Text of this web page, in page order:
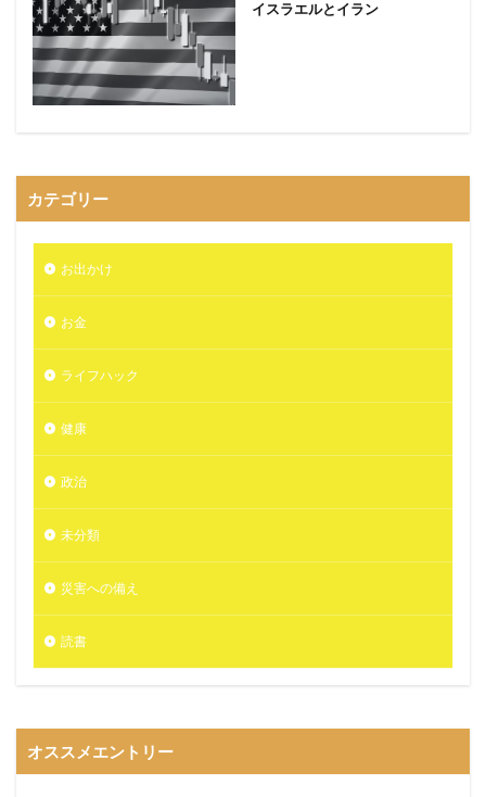
イスラエルとイラン
カテゴリー
お出かけ
お金
ライフハック
健康
政治
未分類
災害への備え
読書
オススメエントリー